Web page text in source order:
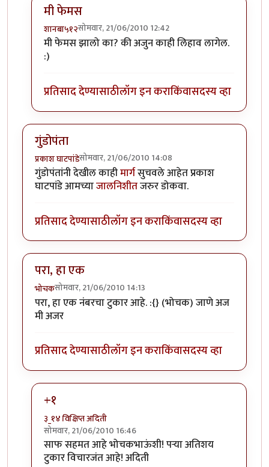
मी फेमस
शानबा५१२सोमवार, 21/06/2010 12:42
In reply toकारजेन, टचीbyशानबा५१२
मी फेमस झालो का? की अजुन काही लिहाव लागेल.
:)
प्रतिसाद देण्यासाठीलॉग इन कराकिंवासदस्य व्हा
गुंडोपंता
प्रकाश घाटपांडेसोमवार, 21/06/2010 14:08
गुंडोपंतांनी देखील काहीमार्गसुचवले आहेत प्रकाश
घाटपांडे आमच्याजालनिशीतजरुर डोकवा.
प्रतिसाद देण्यासाठीलॉग इन कराकिंवासदस्य व्हा
परा, हा एक
भोचकसोमवार, 21/06/2010 14:13
परा, हा एक नंबरचा टुकार आहे. :{} (भोचक) जाणे अज
मी अजर
प्रतिसाद देण्यासाठीलॉग इन कराकिंवासदस्य व्हा
+१
३_१४ विक्षिप्त अदिती
सोमवार, 21/06/2010 16:46
In reply toपरा, हा एकbyभोचक
साफ सहमत आहे भोचकभाऊंशी! पर्‍या अतिशय
टुकार विचारजंत आहे! अदिती